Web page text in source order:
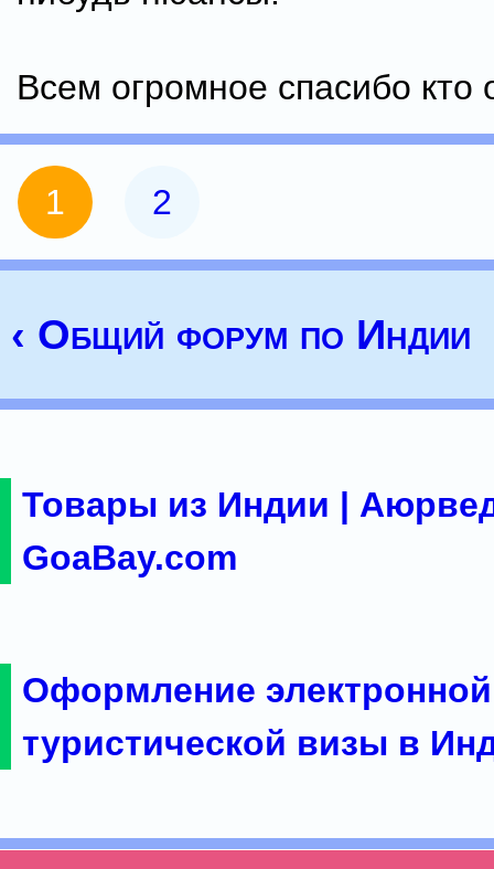
Всем огромное спасибо кто
1 2
‹ Общий форум по Индии
Товары из Индии |
GoaBay.com
Оформление электронной
туристической визы в